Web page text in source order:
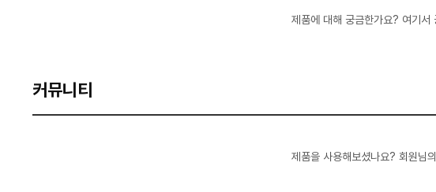
제품에 대해 궁금한가요? 여기서
커뮤니티
제품을 사용해보셨나요? 회원님